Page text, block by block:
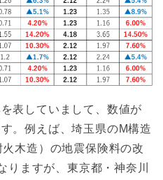
表していまして、数値が
。例えば、埼玉県のM構造
木造）の地震保険料の改
りますが、東京都・神奈川